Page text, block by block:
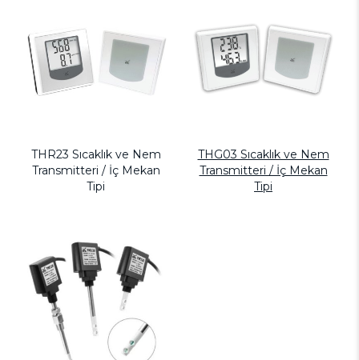
THR23 Sıcaklık ve Nem
Transmitteri / İç Mekan
Tipi
THG03 Sıcaklık ve Nem
Transmitteri / İç Mekan
Tipi